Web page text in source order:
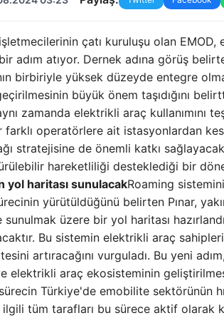
çatı kuruluşu olan
adım atıyor. Dernek adına görüş
birbiriyle yüksek düzeyde entegre
büyük önem taşıdığını
zamanda elektrikli araç kullanımını
farklı operatörlere ait istasyonlardan
stratejisine de önemli katkı
hareketliliği desteklediği bir
yol haritası sunulacakRoaming
yürütüldüğünü belirten Pınar,
üzere bir yol haritası
Bu sistemin elektrikli araç
artıracağını vurguladı. Bu yeni
elektrikli araç ekosisteminin
Türkiye'de emobilite sektörünün
ilgili tüm tarafları bu sürece aktif olarak